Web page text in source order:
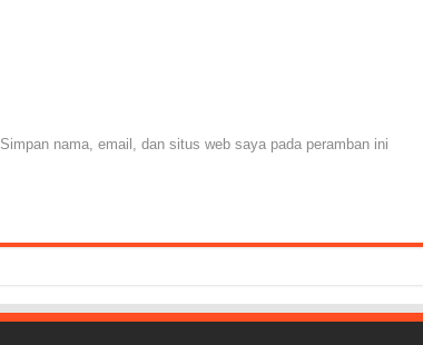
Simpan nama, email, dan situs web saya pada peramban ini